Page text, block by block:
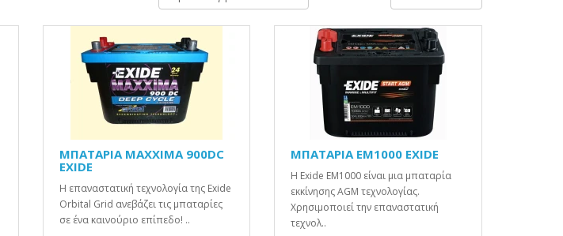
ΜΠΑΤΑΡΙΑ MAXXIMA 900DC
EXIDE
Η επαναστατική τεχνολογία της Exide
Orbital Grid ανεβάζει τις μπαταρίες
σε ένα καινούριο επίπεδο! ..
ΜΠΑΤΑΡΙΑ EM1000 EXIDE
H Εxide EM1000 είναι μια μπαταρία
εκκίνησης AGM τεχνολογίας.
Χρησιμοποιεί την επαναστατική
τεχνολ..